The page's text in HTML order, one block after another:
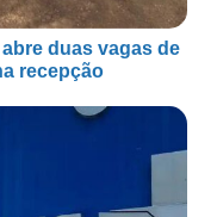
duas vagas de
recepção